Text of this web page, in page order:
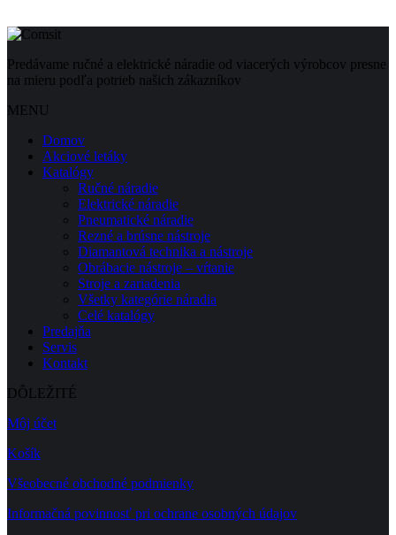
Predávame ručné a elektrické náradie od viacerých výrobcov presne
na mieru podľa potrieb našich zákazníkov
MENU
Domov
Akciové letáky
Katalógy
Ručné náradie
Elektrické náradie
Pneumatické náradie
Rezné a brúsne nástroje
Diamantová technika a nástroje
Obrábacie nástroje – vŕtanie
Stroje a zariadenia
Všetky kategórie náradia
Celé katalógy
Predajňa
Servis
Kontakt
DÔLEŽITÉ
Môj účet
Košík
Všeobecné obchodné podmienky
Informačná povinnosť pri ochrane osobných údajov